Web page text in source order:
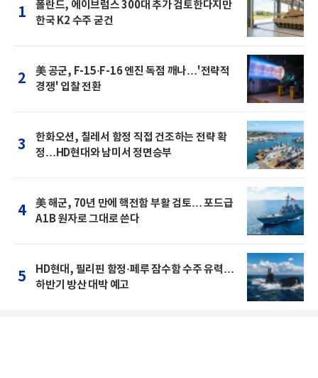
1
폴란드, 에이브럼스 300대 추가 검토한다지만
한국 K2 수주 굳건
2
美 공군, F-15·F-16 엔진 독점 깨나…'전략적
경쟁' 입찰 전환
3
한화오션, 칠레서 함정 직접 건조하는 전략 확
정…HD현대와 남미서 정면승부
4
美 해군, 70년 만에 핵전함 부활 검토… 포드급
A1B 원자로 그대로 쓴다
5
HD현대, 필리핀 함정·페루 잠수함 수주 유력…
하반기 방산 대박 예고